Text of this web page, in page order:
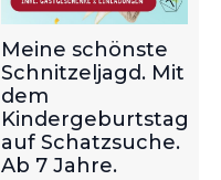
Meine schönste
Schnitzeljagd. Mit
dem
Kindergeburtstag
auf Schatzsuche.
Ab 7 Jahre.